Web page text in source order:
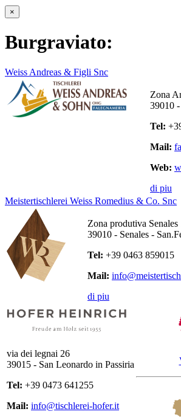
×
Burgraviato:
Weiss Andreas & Figli Snc
Zona
39010 -
Tel:
Mail:
Web:
di piu
Meistertischlerei Weiss Romedius & Co. Snc
Zona produtiva Senales
39010 - Senales -
Tel: +39 0463 859015
Mail:
di piu
via dei legnai 26
39015 - San Leonardo in Passiria
Tel: +39 0473 641255
Mail: info@tischlerei-hofer.it